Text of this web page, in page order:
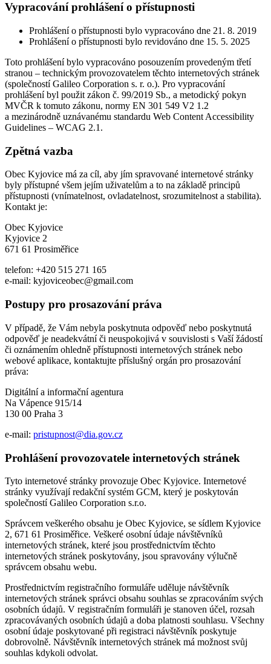
Vypracování prohlášení o přístupnosti
Prohlášení o přístupnosti bylo vypracováno dne 21. 8. 2019
Prohlášení o přístupnosti bylo revidováno dne 15. 5. 2025
Toto prohlášení bylo vypracováno posouzením provedeným třetí
stranou – technickým provozovatelem těchto internetových stránek
(společností Galileo Corporation s. r. o.). Pro vypracování
prohlášení byl použit zákon č. 99/2019 Sb., a metodický pokyn
MVČR k tomuto zákonu, normy EN 301 549 V2 1.2
a mezinárodně uznávanému standardu Web Content Accessibility
Guidelines – WCAG 2.1.
Zpětná vazba
Obec Kyjovice má za cíl, aby jím spravované internetové stránky
byly přístupné všem jejím uživatelům a to na základě principů
přístupnosti (vnímatelnost, ovladatelnost, srozumitelnost a stabilita).
Kontakt je:
Obec Kyjovice
Kyjovice 2
671 61 Prosiměřice
telefon: +420 515 271 165
e-mail: kyjoviceobec@gmail.com
Postupy pro prosazování práva
V případě, že Vám nebyla poskytnuta odpověď nebo poskytnutá
odpověď je neadekvátní či neuspokojivá v souvislosti s Vaší žádostí
či oznámením ohledně přístupnosti internetových stránek nebo
webové aplikace, kontaktujte příslušný orgán pro prosazování
práva:
Digitální a informační agentura
Na Vápence 915/14
130 00 Praha 3
e-mail: pristupnost@dia.gov.cz
Prohlášení provozovatele internetových stránek
Tyto internetové stránky provozuje Obec Kyjovice. Internetové
stránky využívají redakční systém GCM, který je poskytován
společností Galileo Corporation s.r.o.
Správcem veškerého obsahu je Obec Kyjovice, se sídlem Kyjovice
2, 671 61 Prosiměřice. Veškeré osobní údaje návštěvníků
internetových stránek, které jsou prostřednictvím těchto
internetových stránek poskytovány, jsou spravovány výlučně
správcem obsahu webu.
Prostřednictvím registračního formuláře uděluje návštěvník
internetových stránek správci obsahu souhlas se zpracováním svých
osobních údajů. V registračním formuláři je stanoven účel, rozsah
zpracovávaných osobních údajů a doba platnosti souhlasu. Všechny
osobní údaje poskytované při registraci návštěvník poskytuje
dobrovolně. Návštěvník internetových stránek má možnost svůj
souhlas kdykoli odvolat.